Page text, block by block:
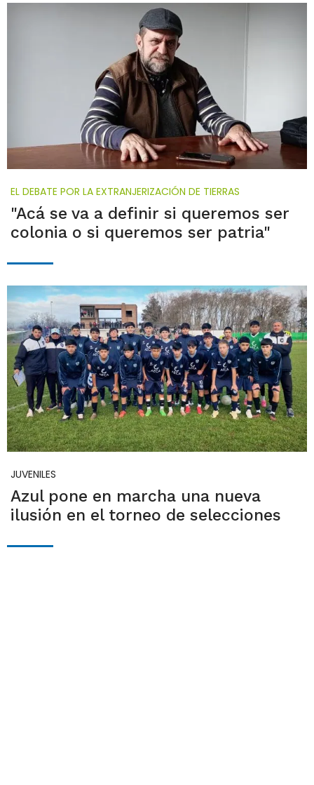
EL DEBATE POR LA EXTRANJERIZACIÓN DE TIERRAS
"Acá se va a definir si queremos ser
colonia o si queremos ser patria"
JUVENILES
Azul pone en marcha una nueva
ilusión en el torneo de selecciones